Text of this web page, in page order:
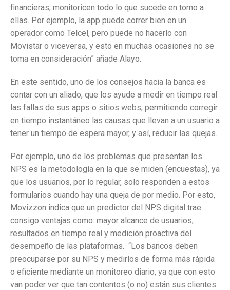
financieras, monitoricen todo lo que sucede en torno a
ellas. Por ejemplo, la app puede correr bien en un
operador como Telcel, pero puede no hacerlo con
Movistar o viceversa, y esto en muchas ocasiones no se
toma en consideración” añade Alayo.
En este sentido, uno de los consejos hacia la banca es
contar con un aliado, que los ayude a medir en tiempo real
las fallas de sus apps o sitios webs, permitiendo corregir
en tiempo instantáneo las causas que llevan a un usuario a
tener un tiempo de espera mayor, y así, reducir las quejas.
Por ejemplo, uno de los problemas que presentan los
NPS es la metodología en la que se miden (encuestas), ya
que los usuarios, por lo regular, solo responden a estos
formularios cuando hay una queja de por medio. Por esto,
Movizzon indica que un predictor del NPS digital trae
consigo ventajas como: mayor alcance de usuarios,
resultados en tiempo real y medición proactiva del
desempeño de las plataformas. “Los bancos deben
preocuparse por su NPS y medirlos de forma más rápida
o eficiente mediante un monitoreo diario, ya que con esto
van poder ver que tan contentos (o no) están sus clientes